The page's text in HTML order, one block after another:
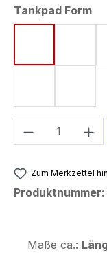
Tankpad Form
Produkt
Zum Merkzettel
Produktnummer:
Maße ca.: